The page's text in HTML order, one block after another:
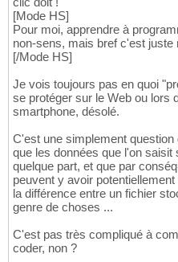
[Mode HS]
Pour moi, apprendre à
non-sens, mais bref c'est juste
[/Mode HS]
Je vois toujours pas en quoi
se protéger sur le Web ou lors
smartphone, désolé.
C'est une simplement
que les données que l'on
quelque part, et que par
peuvent y avoir
la différence entre un fichier
genre de choses ...
C'est pas très compliqué à
coder, non ?